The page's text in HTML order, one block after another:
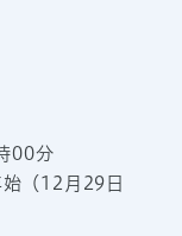
00分
（12月29日